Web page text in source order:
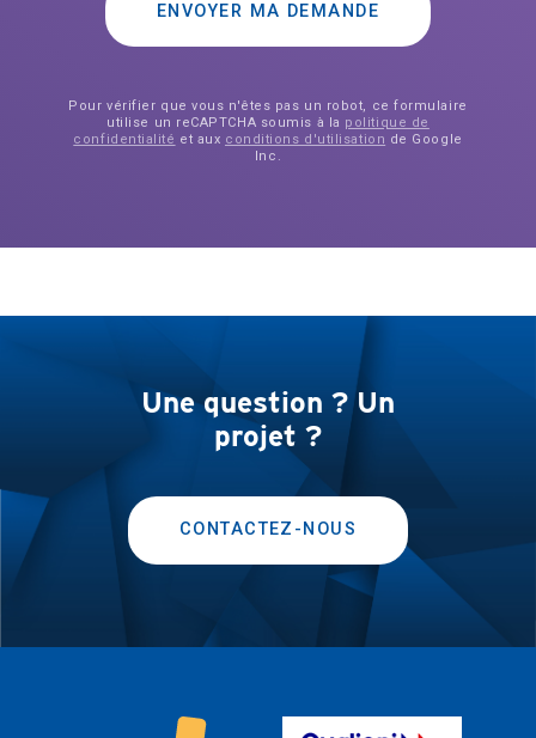
ENVOYER MA DEMANDE
Pour vérifier que vous n'êtes pas un robot, ce formulaire
utilise un reCAPTCHA soumis à la politique de
confidentialité et aux conditions d'utilisation de Google
Inc.
Une question ? Un
projet ?
CONTACTEZ-NOUS